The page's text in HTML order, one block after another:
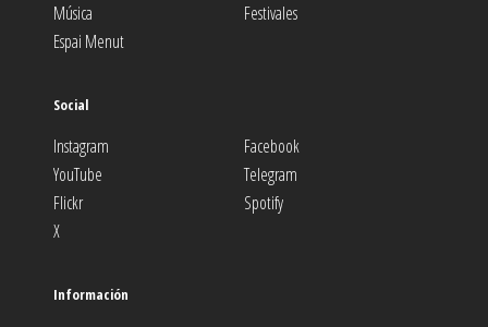
Música
Festivales
Espai Menut
Social
Instagram
Facebook
YouTube
Telegram
Flickr
Spotify
X
Información